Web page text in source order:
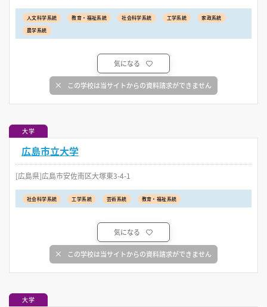
人文科学系統 教育・福祉系統 社会科学系統 工学系統
家政系統
農学系統
気になる
この学校は当サイトからの資料請求ができません
大学
広島市立大学
[広島県]広島市安佐南区大塚東3-4-1
社会科学系統 工学系統 芸術系統 教育・福祉系統
気になる
この学校は当サイトからの資料請求ができません
大学